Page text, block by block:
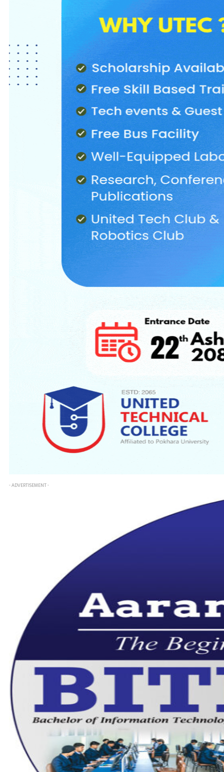
- ADVERTISEMENT -